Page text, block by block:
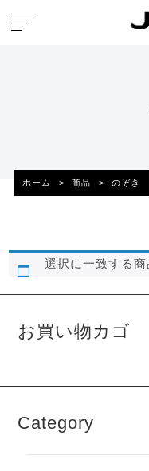
ホーム > 商品 > のぞき
選択に一致する商
お買い物カゴ
Category